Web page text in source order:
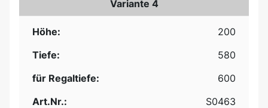
Variante 4
Höhe:
200
Tiefe:
580
für Regaltiefe:
600
Art.Nr.:
S0463